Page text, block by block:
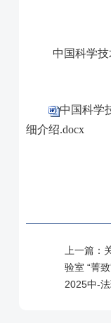
中国科学
中国科学
细介绍.docx
上一篇：
验室 “菁
2025中-